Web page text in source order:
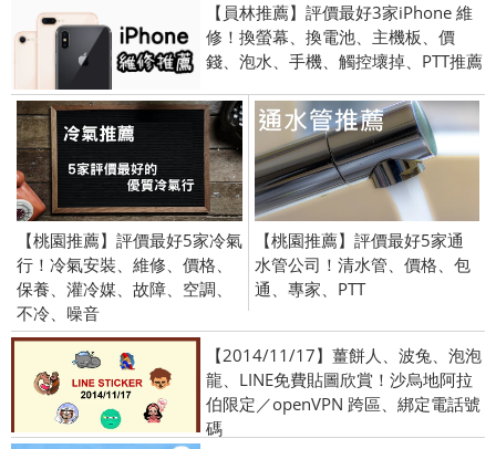
【員林推薦】評價最好3家iPhone 維
修！換螢幕、換電池、主機板、價
錢、泡水、手機、觸控壞掉、PTT推薦
【桃園推薦】評價最好5家冷氣
行！冷氣安裝、維修、價格、
保養、灌冷媒、故障、空調、
不冷、噪音
【桃園推薦】評價最好5家通
水管公司！清水管、價格、包
通、專家、PTT
【2014/11/17】薑餅人、波兔、泡泡
龍、LINE免費貼圖欣賞！沙烏地阿拉
伯限定／openVPN 跨區、綁定電話號
碼